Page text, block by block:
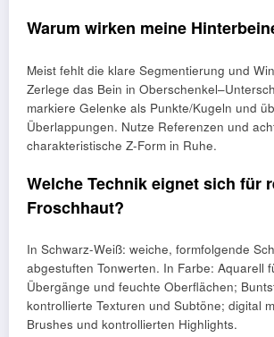
Warum wirken meine
Meist fehlt die klare Segmentierung und
Zerlege das Bein in
markiere Gelenke als Punkte/Kugeln und
Überlappungen. Nutze Referenzen und
charakteristische Z-Form in Ruhe.
Welche Technik eignet sich für
Froschhaut?
In Schwarz-Weiß: weiche, formfolgende
abgestuften Tonwerten. In Farbe: Aquarell
Übergänge und feuchte Oberflächen;
kontrollierte Texturen und Subtöne; digital
Brushes und kontrollierten Highlights.